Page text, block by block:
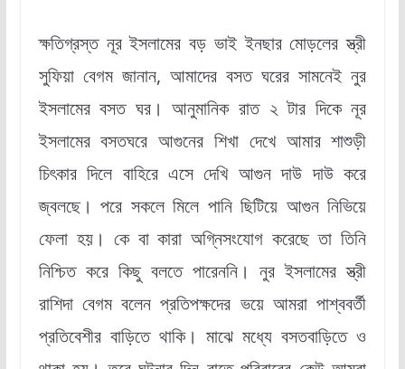
ক্ষতিগ্রস্ত নূর ইসলামের বড় ভাই ইনছার মোড়লের স্ত্রী
সুফিয়া বেগম জানান, আমাদের বসত ঘরের সামনেই নুর
ইসলামের বসত ঘর। আনুমানিক রাত ২ টার দিকে নূর
ইসলামের বসতঘরে আগুনের শিখা দেখে আমার শাশুড়ী
চিৎকার দিলে বাহিরে এসে দেখি আগুন দাউ দাউ করে
জ্বলছে। পরে সকলে মিলে পানি ছিটিয়ে আগুন নিভিয়ে
ফেলা হয়। কে বা কারা অগ্নিসংযোগ করেছে তা তিনি
নিশ্চিত করে কিছু বলতে পারেননি। নুর ইসলামের স্ত্রী
রাশিদা বেগম বলেন প্রতিপক্ষদের ভয়ে আমরা পাশ্ববর্তী
প্রতিবেশীর বাড়িতে থাকি। মাঝে মধ্যে বসতবাড়িতে ও